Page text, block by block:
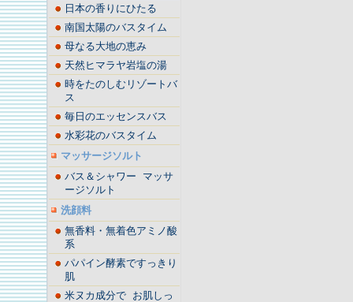
日本の香りにひたる
南国太陽のバスタイム
母なる大地の恵み
天然ヒマラヤ岩塩の湯
時をたのしむリゾートバ
ス
毎日のエッセンスバス
水彩花のバスタイム
マッサージソルト
バス＆シャワー マッサ
ージソルト
洗顔料
無香料・無着色アミノ酸
系
パパイン酵素ですっきり
肌
米ヌカ成分で お肌しっ